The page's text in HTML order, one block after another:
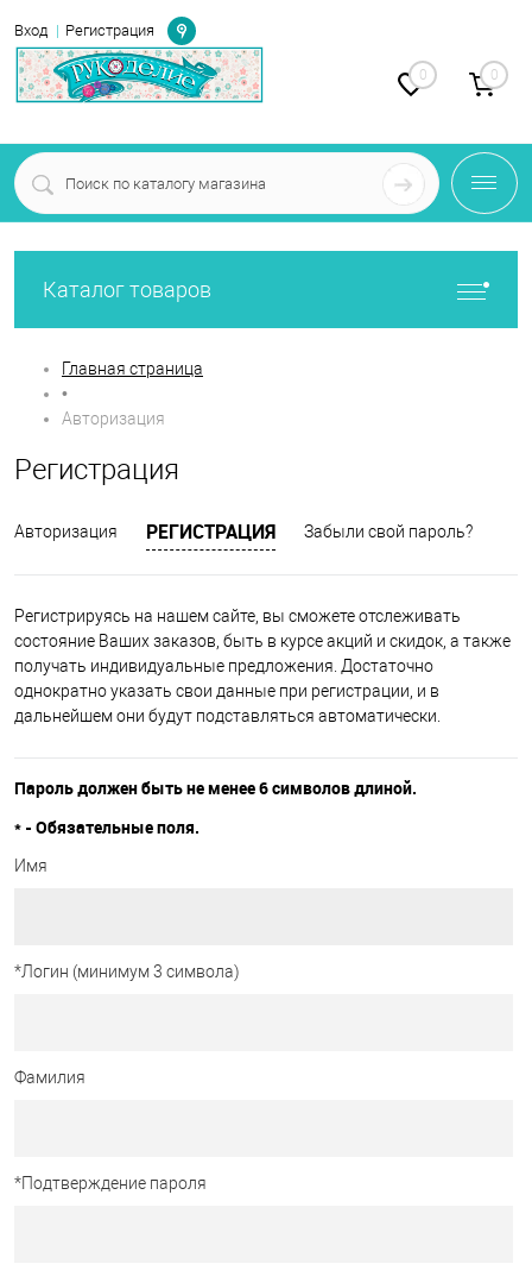
Вход Регистрация
Определение
0 0
Каталог товаров
Главная страница
•
Авторизация
Регистрация
Авторизация РЕГИСТРАЦИЯ Забыли свой пароль?
Регистрируясь на нашем сайте, вы сможете отслеживать
состояние Ваших заказов, быть в курсе акций и скидок, а также
получать индивидуальные предложения. Достаточно
однократно указать свои данные при регистрации, и в
дальнейшем они будут подставляться автоматически.
Пароль должен быть не менее 6 символов длиной.
* - Обязательные поля.
Имя
*Логин (минимум 3 символа)
Фамилия
*Подтверждение пароля